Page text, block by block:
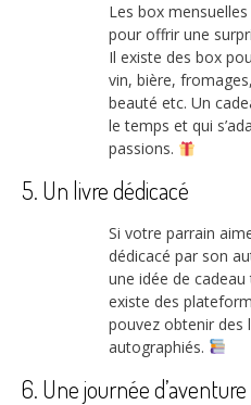
Les box
pour offrir une
Il existe des box
vin, bière,
beauté etc. Un
le temps et qui
passions.
5. Un livre dédicacé
Si votre parrain
dédicacé par son
une idée de
existe des
pouvez obtenir des
autographiés.
6. Une journée d’aventure